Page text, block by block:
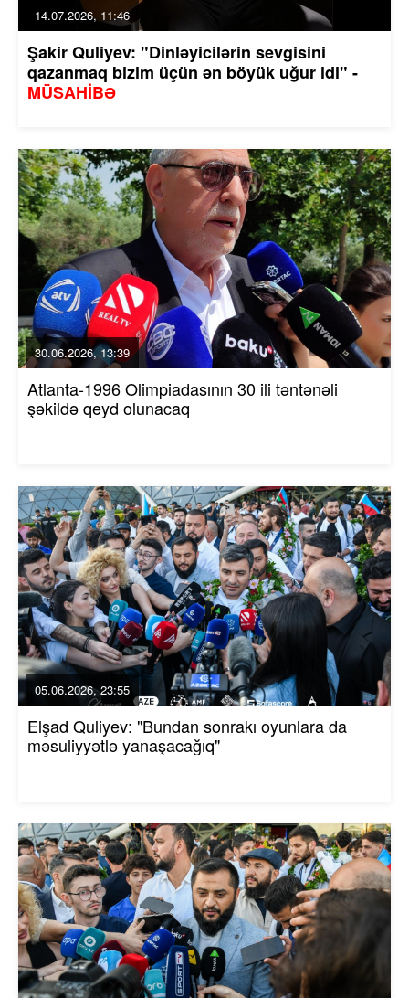
14.07.2026, 11:46
Şakir Quliyev: "Dinləyicilərin sevgisini
qazanmaq bizim üçün ən böyük uğur idi" -
MÜSAHİBƏ
30.06.2026, 13:39
Atlanta-1996 Olimpiadasının 30 ili təntənəli
şəkildə qeyd olunacaq
05.06.2026, 23:55
Elşad Quliyev: "Bundan sonrakı oyunlara da
məsuliyyətlə yanaşacağıq"